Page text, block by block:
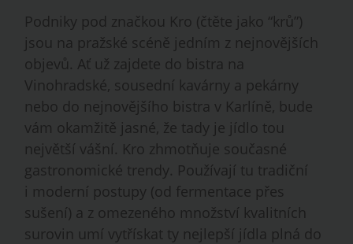
Podniky pod značkou Kro (čtěte jako “krů”)
jsou na pražské scéně jedním z nejnovějších
objevů. Ať už zajdete do bistra na
Vinohradské, sousední kavárny a pekárny
nebo do nejnovějšího bistra v Karlíně, bude
vám okamžitě jasné, že tady je jídlo tou
největší vášní. Kro zhmotňuje současné
gastronomické trendy. Používají tu tradiční
i moderní postupy (od fermentace přes
sušení) a z omezeného množství kvalitních
surovin umí vytřískat ty nejlepší jídla plná do